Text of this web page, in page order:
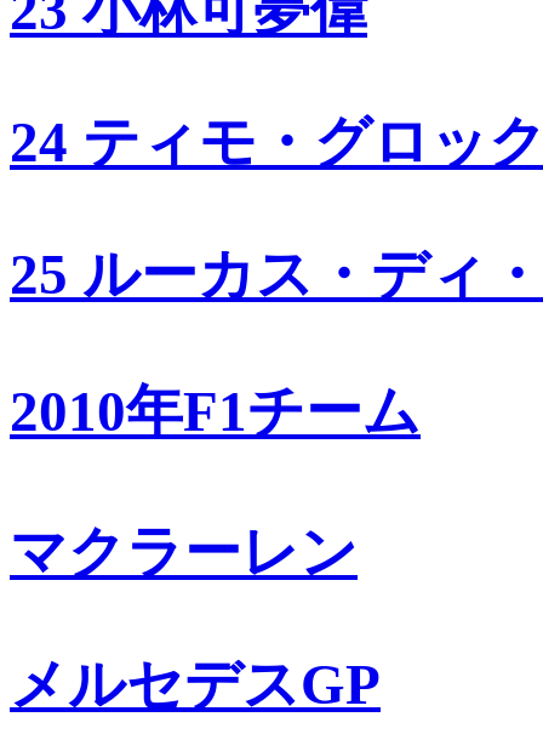
24 ティモ・グロッ
25 ルーカス・ディ
2010年F1チーム
マクラーレン
メルセデスGP